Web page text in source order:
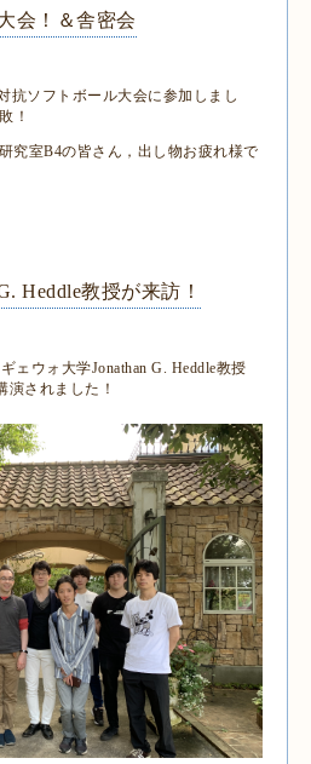
会！＆舎密会
ソフトボール大会に参加しまし
！
究室B4の皆さん，出し物お疲れ様で
Heddle教授が来訪！
ェウォ大学Jonathan G. Heddle教授
演されました！